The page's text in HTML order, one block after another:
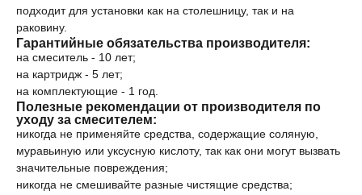
подходит для установки как на столешницу, так и на
раковину.
Гарантийные обязательства производителя:
на смеситель - 10 лет;
на картридж - 5 лет;
на комплектующие - 1 год.
Полезные рекомендации от производителя по
уходу за смесителем:
никогда не применяйте средства, содержащие соляную,
муравьиную или уксусную кислоту, так как они могут вызвать
значительные повреждения;
никогда не смешивайте разные чистящие средства;